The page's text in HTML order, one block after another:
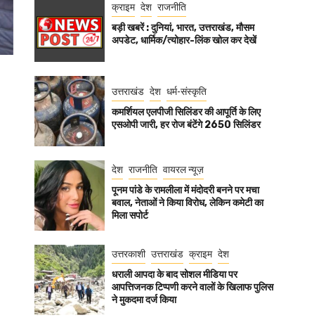
क्राइम देश राजनीति
बड़ी खबरें : दुनियां, भारत, उत्तराखंड, मौसम
अपडेट, धार्मिक/त्योहार-लिंक खोल कर देखें
उत्तराखंड देश धर्म-संस्कृति
कमर्शियल एलपीजी सिलिंडर की आपूर्ति के लिए
एसओपी जारी, हर रोज बंटेंगे 2650 सिलिंडर
देश राजनीति वायरल न्यूज़
पूनम पांडे के रामलीला में मंदोदरी बनने पर मचा
बवाल, नेताओं ने किया विरोध, लेकिन कमेटी का
मिला सपोर्ट
उत्तरकाशी उत्तराखंड क्राइम देश
धराली आपदा के बाद सोशल मीडिया पर
आपत्तिजनक टिप्पणी करने वालों के खिलाफ पुलिस
ने मुकदमा दर्ज किया